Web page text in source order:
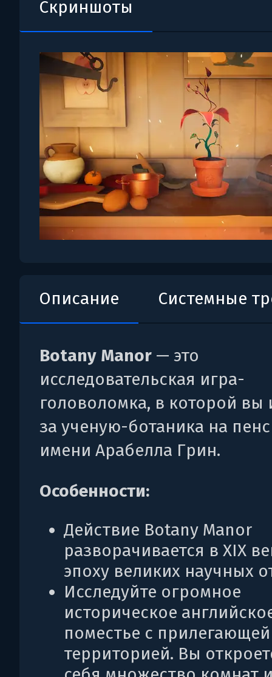
Скриншоты
Описание Системные
Botany Manor — это
исследовательская игра-
головоломка, в которой вы
за ученую-ботаника на
имени Арабелла Грин.
Особенности:
Действие Botany Manor
разворачивается в XIX
эпоху великих научных
Исследуйте огромное
историческое
поместье с прилегающей
территорией. Вы